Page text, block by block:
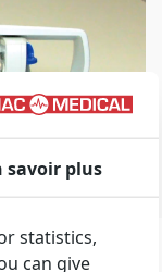
00:06:55
savoir plus
statistics,
can give